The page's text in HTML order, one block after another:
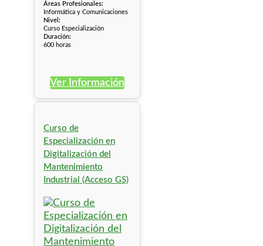
Áreas Profesionales:
Informática y Comunicaciones
Nivel:
Curso Especialización
Duración:
600 horas
Ver Información
Curso de
Especialización en
Digitalización del
Mantenimiento
Industrial (Acceso GS)